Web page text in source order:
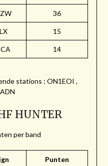
36
15
14
stations : ON1EOI ,
HUNTER
per band
Punten